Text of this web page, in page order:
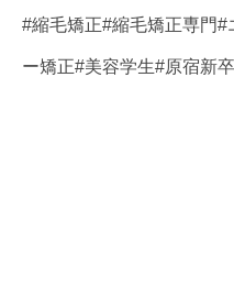
#縮毛矯正#縮毛矯正専門#
ー矯正#美容学生#原宿新卒